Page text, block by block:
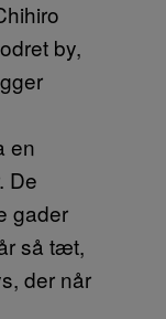
by,
en
De
gader
så tæt,
der når